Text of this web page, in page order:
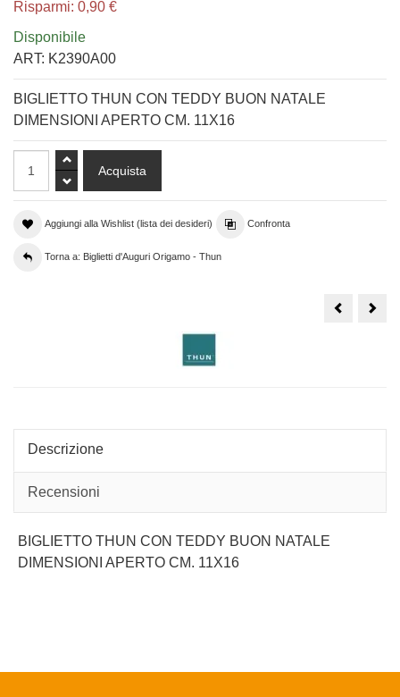
Risparmi: 0,90 €
Disponibile
ART: K2390A00
BIGLIETTO THUN CON TEDDY BUON NATALE
DIMENSIONI APERTO CM. 11X16
Aggiungi alla Wishlist (lista dei desideri) Confronta
Torna a: Biglietti d'Auguri Origamo - Thun
BIGLIETTO
Descrizione
Recensioni
BIGLIETTO THUN CON TEDDY BUON NATALE
DIMENSIONI APERTO CM. 11X16